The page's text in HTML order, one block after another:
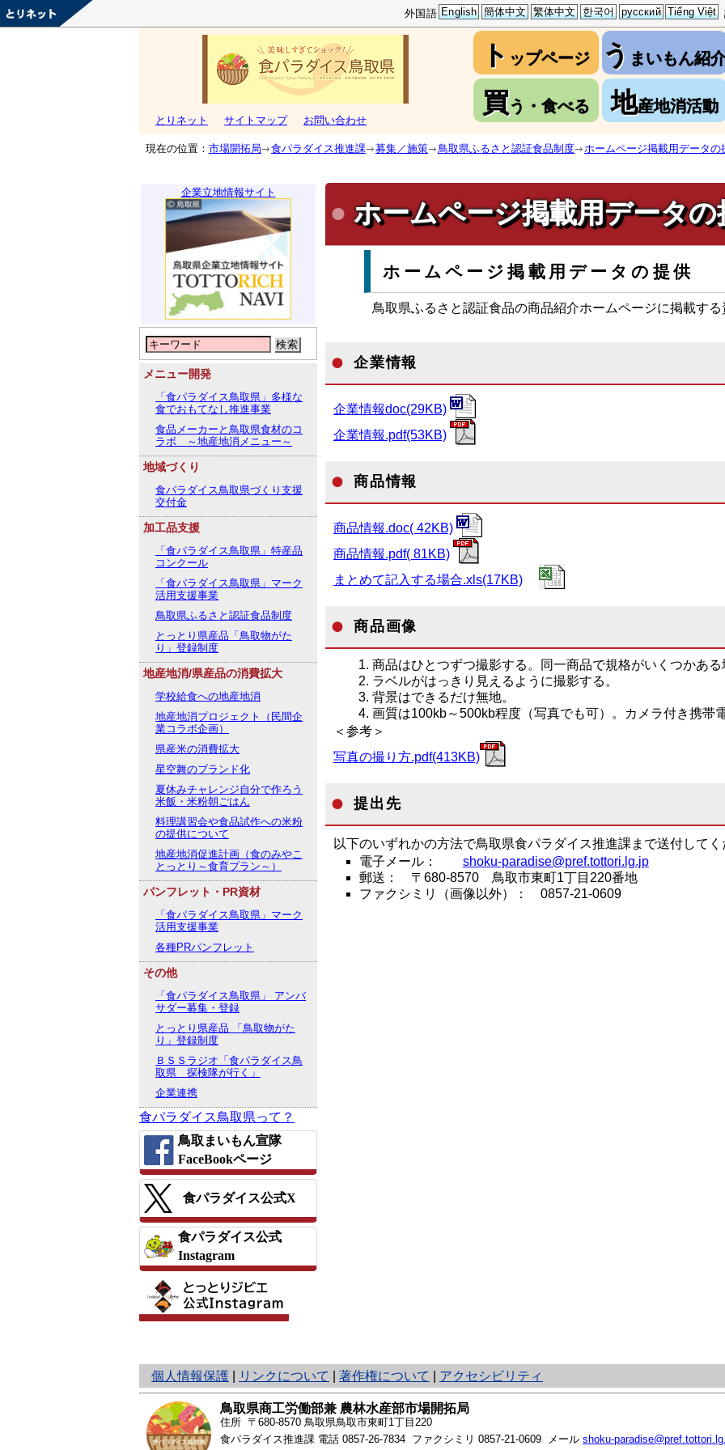
外国語 English 簡体中文 繁体中文 한국어 русский Tiếng Việt
とりネット サイトマップ お問い合わせ
ト ップページ う まいもん紹
買う・食べる 地産地消活動
現在の位置： 市場開拓局 食パラダイス推進課 募集／施策 鳥取県ふるさと認証食品制度 ホームページ掲載用データの
企業立地情報サイト
検索
メニュー開発
「食パラダイス鳥取県」多様な
食でおもてなし推進事業
食品メーカーと鳥取県食材のコ
ラボ ～地産地消メニュー～
地域づくり
食パラダイス鳥取県づくり支援
交付金
加工品支援
「食パラダイス鳥取県」特産品
コンクール
「食パラダイス鳥取県」マーク
活用支援事業
鳥取県ふるさと認証食品制度
とっとり県産品「鳥取物がた
り」登録制度
地産地消/県産品の消費拡大
学校給食への地産地消
地産地消プロジェクト（民間企
業コラボ企画）
県産米の消費拡大
星空舞のブランド化
夏休みチャレンジ自分で作ろう
米飯・米粉朝ごはん
料理講習会や食品試作への米粉
の提供について
地産地消促進計画（食のみやこ
とっとり～食育プラン～）
パンフレット・PR資材
「食パラダイス鳥取県」マーク
活用支援事業
各種PRパンフレット
その他
「食パラダイス鳥取県」 アンバ
サダー募集・登録
とっとり県産品 「鳥取物がた
り」登録制度
ＢＳＳラジオ「食パラダイス鳥
取県 探検隊が行く」
企業連携
食パラダイス鳥取県って？
鳥取まいもん宣隊
FaceBookページ
食パラダイス公式X
食パラダイス公式
Instagram
ホームページ掲載用データの
ホームページ掲載用データの提供
鳥取県ふるさと認証食品の商品紹介ホームページに掲載す
企業情報
企業情報doc(29KB)
企業情報.pdf(53KB)
商品情報
商品情報.doc( 42KB)
商品情報.pdf( 81KB)
まとめて記入する場合.xls(17KB)
商品画像
商品はひとつずつ撮影する。同一商品で規格がいくつかあ
ラベルがはっきり見えるように撮影する。
背景はできるだけ無地。
画質は100kb～500kb程度（写真でも可）。カメラ付き携帯
＜参考＞
写真の撮り方.pdf(413KB)
提出先
以下のいずれかの方法で鳥取県食パラダイス推進課まで送付して
電子メール： shoku-paradise@pref.tottori.lg.jp
郵送： 〒680-8570 鳥取市東町1丁目220番地
ファクシミリ（画像以外）： 0857-21-0609
個人情報保護
と
り
ネ
ッ
ト
リンクについて 著作権について アクセシビリティ
鳥取県商工労働部兼 農林水産部市場開拓局
住所 〒680-8570 鳥取県鳥取市東町1丁目220
食パラダイス推進課 電話 0857-26-7834 ファクシミリ 0857-21-0609 メール shoku-